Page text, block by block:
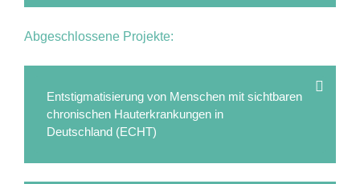
Abgeschlossene Projekte:
Entstigmatisierung von Menschen mit sichtbaren
chronischen Hauterkrankungen in
Deutschland (ECHT)